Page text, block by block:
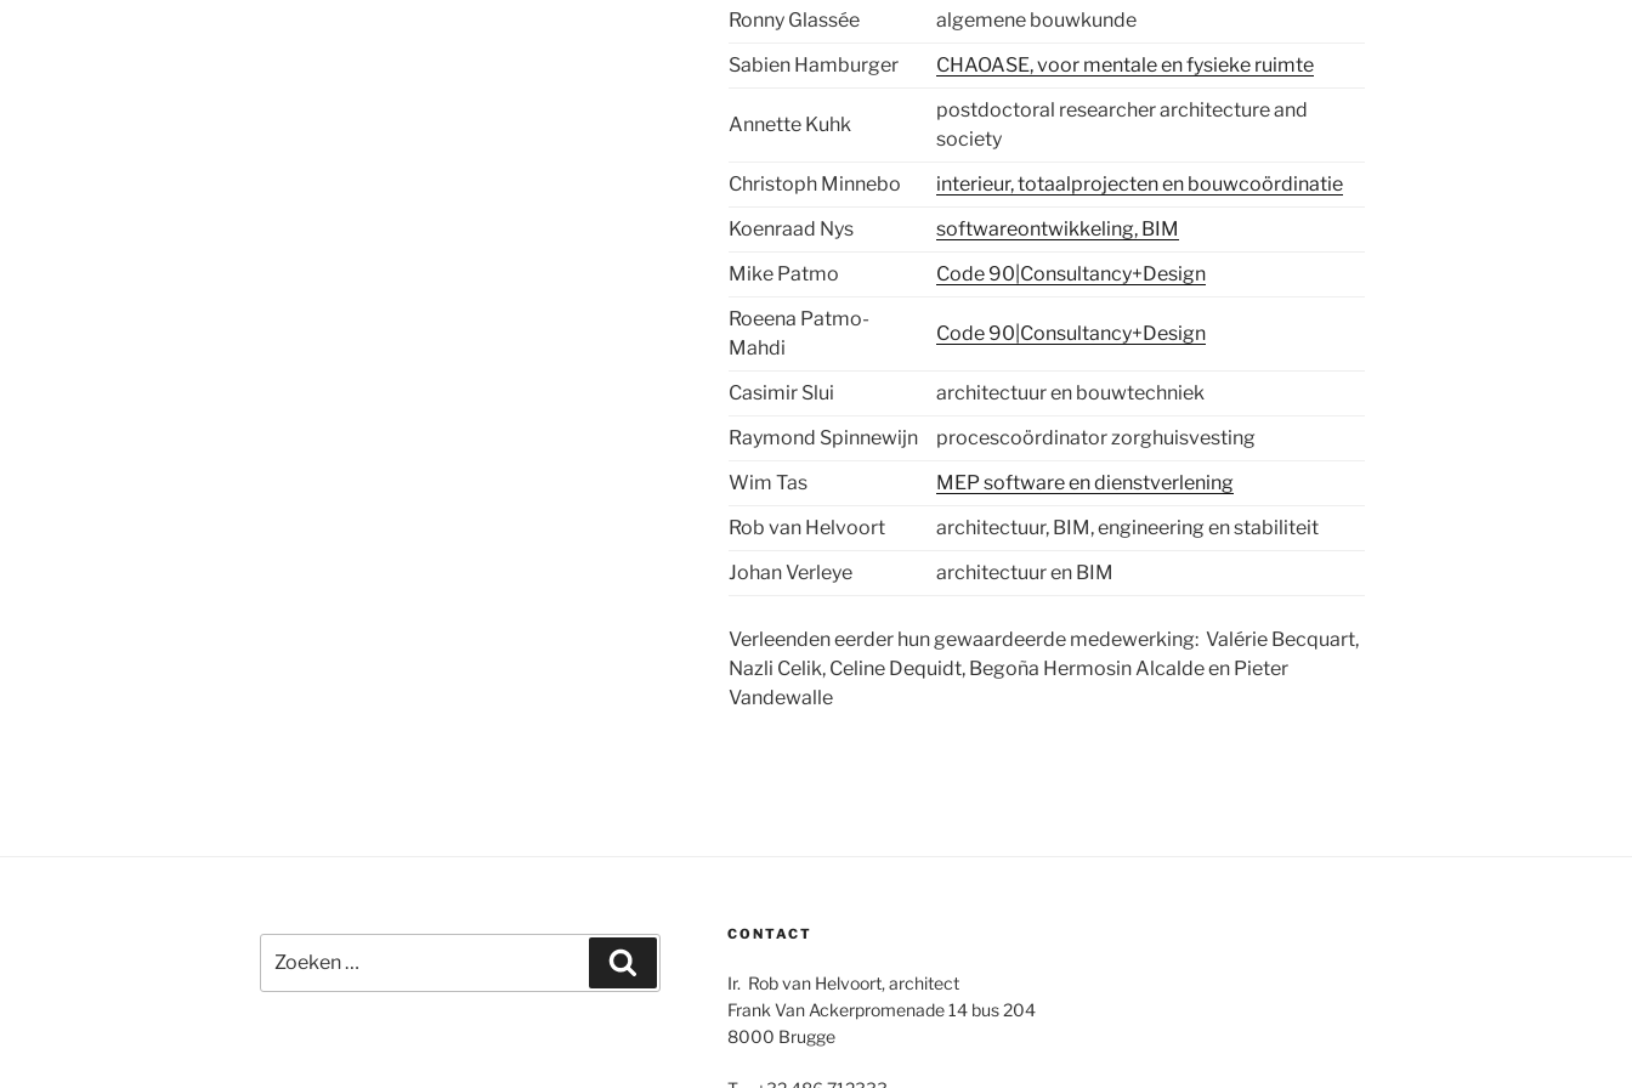
Ronny Glassée
algemene bouwkunde
Sabien Hamburger
CHAOASE, voor mentale en fysieke ruimte
Annette Kuhk
postdoctoral researcher architecture and
society
Christoph Minnebo
interieur, totaalprojecten en bouwcoördinatie
Koenraad Nys
softwareontwikkeling, BIM
Mike Patmo
Code 90|Consultancy+Design
Roeena Patmo-
Mahdi
Code 90|Consultancy+Design
Casimir Slui
architectuur en bouwtechniek
Raymond Spinnewijn
procescoördinator zorghuisvesting
Wim Tas
MEP software en dienstverlening
Rob van Helvoort
architectuur, BIM, engineering en stabiliteit
Johan Verleye
architectuur en BIM
Verleenden eerder hun gewaardeerde medewerking: Valérie Becquart,
Nazli Celik, Celine Dequidt, Begoña Hermosin Alcalde en Pieter
Vandewalle
naar:
CONTACT
Ir. Rob van Helvoort, architect
Frank Van Ackerpromenade 14 bus 204
8000 Brugge